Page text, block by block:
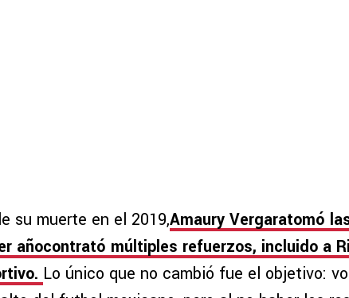
su muerte en el 2019,Amaury Vergaratomó
añocontrató múltiples refuerzos, incluido a
Lo único que no cambió fue el objetivo: